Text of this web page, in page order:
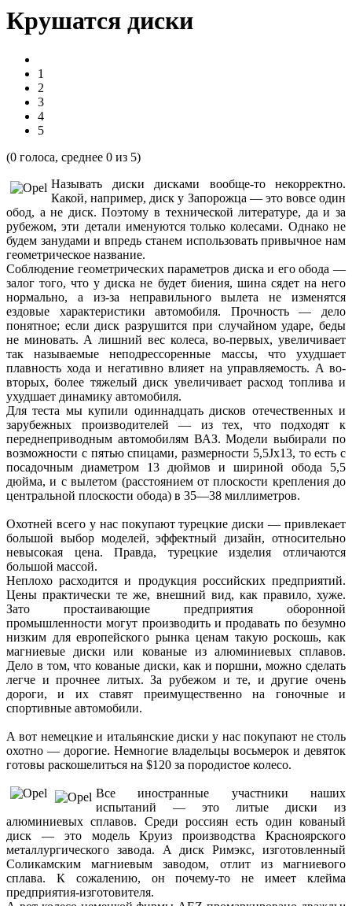
Крушатся диски
1
2
3
4
5
(0 голоса, среднее 0 из 5)
Называть диски дисками вообще-то некорректно.
Какой, например, диск у Запорожца — это вовсе один
обод, а не диск. Поэтому в технической литературе, да и за
рубежом, эти детали именуются только колесами. Однако не
будем занудами и впредь станем использовать привычное нам
геометрическое название.
Соблюдение геометрических параметров диска и его обода —
залог того, что у диска не будет биения, шина сядет на него
нормально, а из-за неправильного вылета не изменятся
ездовые характеристики автомобиля. Прочность — дело
понятное; если диск разрушится при случайном ударе, беды
не миновать. А лишний вес колеса, во-первых, увеличивает
так называемые неподрессоренные массы, что ухудшает
плавность хода и негативно влияет на управляемость. А во-
вторых, более тяжелый диск увеличивает расход топлива и
ухудшает динамику автомобиля.
Для теста мы купили одиннадцать дисков отечественных и
зарубежных производителей — из тех, что подходят к
переднеприводным автомобилям ВАЗ. Модели выбирали по
возможности с пятью спицами, размерности 5,5Jx13, то есть с
посадочным диаметром 13 дюймов и шириной обода 5,5
дюйма, и с вылетом (расстоянием от плоскости крепления до
центральной плоскости обода) в 35—38 миллиметров.
Охотней всего у нас покупают турецкие диски — привлекает
большой выбор моделей, эффектный дизайн, относительно
невысокая цена. Правда, турецкие изделия отличаются
большой массой.
Неплохо расходится и продукция российских предприятий.
Цены практически те же, внешний вид, как правило, хуже.
Зато простаивающие предприятия оборонной
промышленности могут производить и продавать по безумно
низким для европейского рынка ценам такую роскошь, как
магниевые диски или кованые из алюминиевых сплавов.
Дело в том, что кованые диски, как и поршни, можно сделать
легче и прочнее литых. За рубежом и те, и другие очень
дороги, и их ставят преимущественно на гоночные и
спортивные автомобили.
А вот немецкие и итальянские диски у нас покупают не столь
охотно — дорогие. Немногие владельцы восьмерок и девяток
готовы раскошелиться на $120 за породистое колесо.
Все иностранные участники наших
испытаний — это литые диски из
алюминиевых сплавов. Среди россиян есть один кованый
диск — это модель Круиз производства Красноярского
металлургического завода. А диск Римэкс, изготовленный
Соликамским магниевым заводом, отлит из магниевого
сплава. К сожалению, он почему-то не имеет клейма
предприятия-изготовителя.